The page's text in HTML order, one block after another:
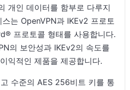
개인 데이터를 함부로 다루지
는 OpenVPN과 IKEv2 프로토
프로토콜 형태를 사용합니다.
의 보안성과 IKEv2의 속도를
익적인 제품을 제공합니다.
수준의 AES 256비트 키를 통